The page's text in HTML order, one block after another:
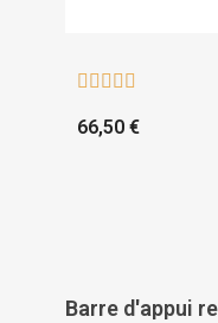
    
66,50 €
Barre d'appui